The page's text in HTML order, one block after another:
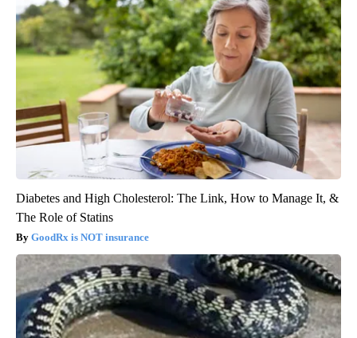
Diabetes and High Cholesterol: The Link, How to Manage It, &
The Role of Statins
GoodRx is NOT insurance